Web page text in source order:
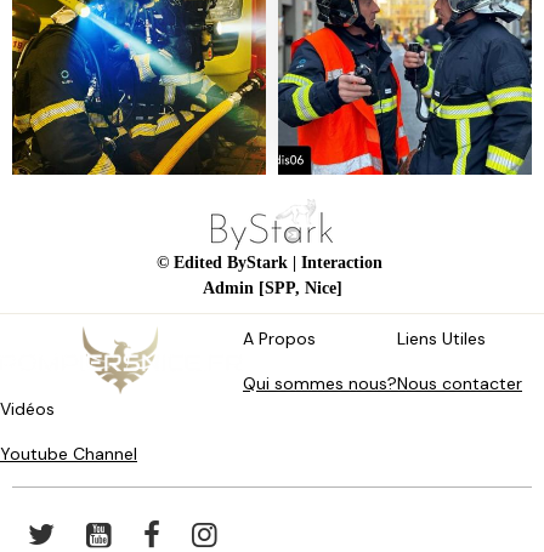
© Edited ByStark
| Interaction
Admin [SPP, Nice]
A Propos
Qui sommes nous?
Liens Utiles
Nous contacter
Vidéos
Youtube Channel